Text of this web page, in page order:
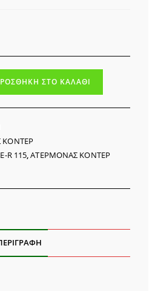
ΣΤΟ ΚΑΛΆΘΙ
R 115,ΑΤΕΡΜΟΝΑΣ ΚΟΝΤΕΡ